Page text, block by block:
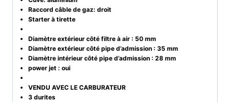
Raccord câble de gaz: droit
Starter à tirette
Diamètre extérieur côté filtre à air : 50 mm
Diamètre extérieur côté pipe d’admission : 35 mm
Diamètre intérieur côté pipe d’admission : 28 mm
power jet : oui
VENDU AVEC LE CARBURATEUR
3 durites